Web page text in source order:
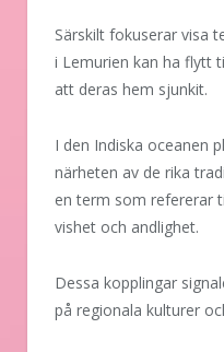
Särskilt fokuserar visa
i Lemurien kan ha flytt
att deras hem sjunkit.
I den Indiska oceanen
närheten av de rika
en term som refererar
vishet och andlighet.
Dessa kopplingar
på regionala kulturer